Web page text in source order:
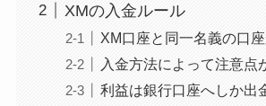
XMの入金ルール
XM口座と同一名義の口
入金方法によって注意点
利益は銀行口座へしか出